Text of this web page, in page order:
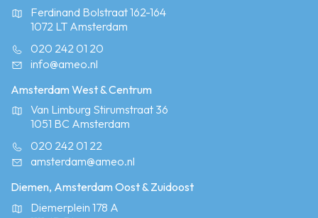
Ferdinand Bolstraat 162-164
1072 LT Amsterdam
020 242 01 20
info@ameo.nl
Amsterdam West & Centrum
Van Limburg Stirumstraat 36
1051 BC Amsterdam
020 242 01 22
amsterdam@ameo.nl
Diemen, Amsterdam Oost & Zuidoost
Diemerplein 178 A